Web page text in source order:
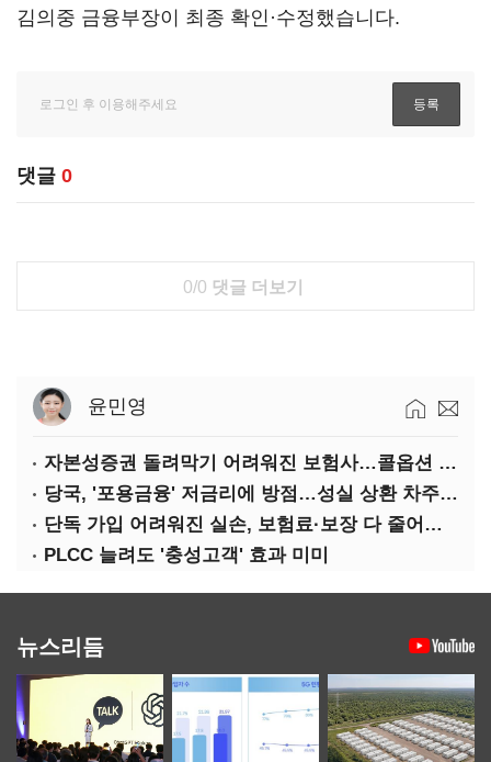
김의중 금융부장이 최종 확인·수정했습니다.
댓글 0
0/0 댓글 더보기
윤민영
자본성증권 돌려막기 어려워진 보험사…콜옵션 부담 급증
당국, '포용금융' 저금리에 방점…성실 상환 차주는 '역차별'
단독 가입 어려워진 실손, 보험료·보장 다 줄어든 5세대는?
PLCC 늘려도 '충성고객' 효과 미미
뉴스리듬